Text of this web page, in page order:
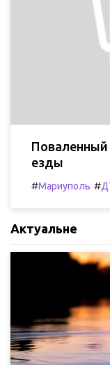
Поваленный
езды
#Мариуполь #
Актуальне